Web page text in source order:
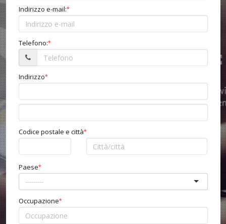
Indirizzo e-mail:*
Telefono:*
Indirizzo*
Codice postale e città*
Paese*
Occupazione*